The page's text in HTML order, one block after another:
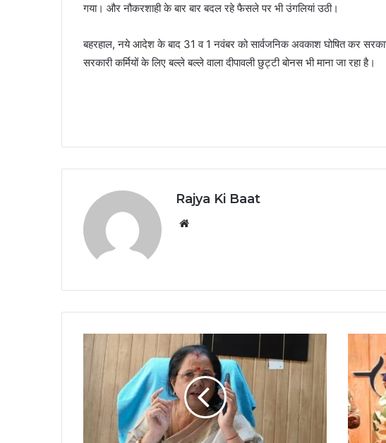
गया। और नौकरशाही के बार बार बदल रहे फैसले पर भी उंगलियां उठी।
बहरहाल, नये आदेश के बाद 31 व 1 नवंबर को सार्वजनिक अवकाश घोषित कर
सरकारी कर्मियों के लिए बल्ले बल्ले वाला दीपावली छुट्टी बोनस भी माना जा रहा है।
Rajya Ki Baat